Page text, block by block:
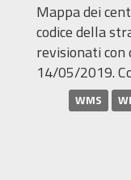
Mappa dei
codice della
revisionati con
14/05/2019.
WMS